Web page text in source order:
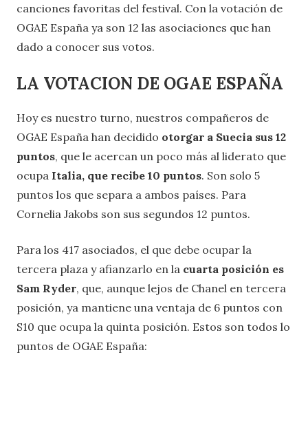
canciones favoritas del festival. Con la votación de
OGAE España ya son 12 las asociaciones que han
dado a conocer sus votos.
LA VOTACION DE OGAE ESPAÑA
Hoy es nuestro turno, nuestros compañeros de
OGAE España han decidido otorgar a Suecia sus 12
puntos, que le acercan un poco más al liderato que
ocupa Italia, que recibe 10 puntos. Son solo 5
puntos los que separa a ambos países. Para
Cornelia Jakobs son sus segundos 12 puntos.
Para los 417 asociados, el que debe ocupar la
tercera plaza y afianzarlo en la cuarta posición es
Sam Ryder, que, aunque lejos de Chanel en tercera
posición, ya mantiene una ventaja de 6 puntos con
S10 que ocupa la quinta posición. Estos son todos lo
puntos de OGAE España: